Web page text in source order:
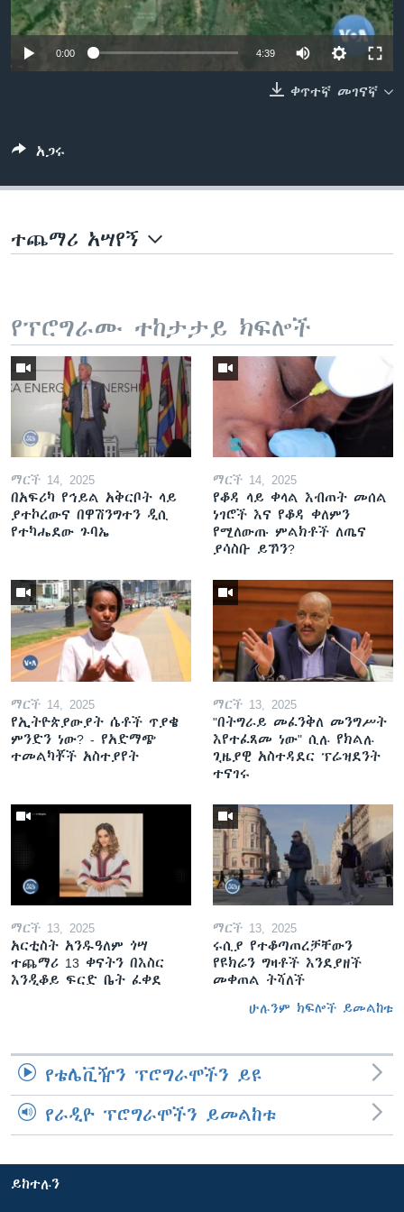
0:00 4:39
ቀጥተኛ መገናኛ
አጋሩ
ተጨማሪ አሣየኝ
የፕሮግራሙ ተከታታይ ክፍሎች
ማርች 14, 2025
በአፍሪካ የኅይል አቅርቦት ላይ
ያተኮረውና በዋሽንግተን ዲሲ
የተካሔደው ጉባኤ
ማርች 14, 2025
የቆዳ ላይ ቀላል እብጠት መሰል
ነገሮች እና የቆዳ ቀለምን
የሚለውጡ ምልክቶች ለጤና
ያሳስቡ ይኾን?
ማርች 14, 2025
የኢትዮጵያውያት ሴቶች ጥያቄ
ምንድን ነው? - የአድማጭ
ተመልካቾች አስተያየት
ማርች 13, 2025
"በትግራይ መፈንቅለ መንግሥት
እየተፈጸመ ነው" ሲሉ የክልሉ
ጊዜያዊ አስተዳደር ፕሬዝደንት
ተናገሩ
ማርች 13, 2025
አርቲስት አንዱዓለም ጎሣ
ተጨማሪ 13 ቀናትን በእስር
እንዲቆይ ፍርድ ቤት ፈቀደ
ማርች 13, 2025
ሩሲያ የተቆጣጠረቻቸውን
የዩክሬን ግዛቶች እንደያዘች
መቀጠል ትሻለች
ሁሉንም ክፍሎች ይመልከቱ
የቴሌቪዥን ፕሮግራሞችን ይዩ
የራዲዮ ፕሮግራሞችን ይመልከቱ
ይከተሉን